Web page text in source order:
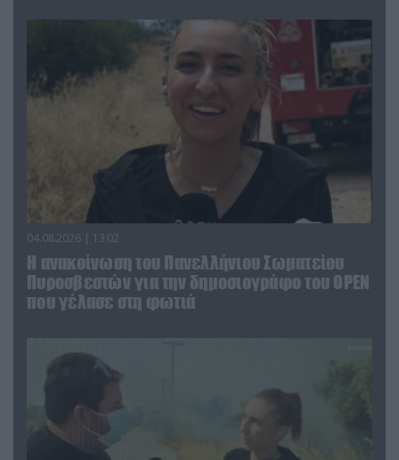
04.08.2026 | 13:02
Η ανακοίνωση του Πανελλήνιου Σωματείου
Πυροσβεστών για την δημοσιογράφο του OPEN
που γέλασε στη φωτιά